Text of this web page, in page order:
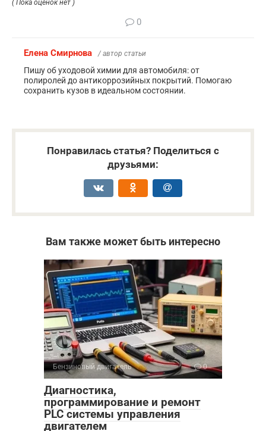
( Пока оценок нет )
0
Елена Смирнова / автор статьи
Пишу об уходовой химии для автомобиля: от
полиролей до антикоррозийных покрытий. Помогаю
сохранить кузов в идеальном состоянии.
Понравилась статья? Поделиться с
друзьями:
Вам также может быть интересно
Бензиновый двигатель 0
Диагностика,
программирование и ремонт
PLC системы управления
двигателем